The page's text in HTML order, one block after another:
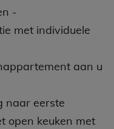
-
met individuele
aan u
naar eerste
open keuken met